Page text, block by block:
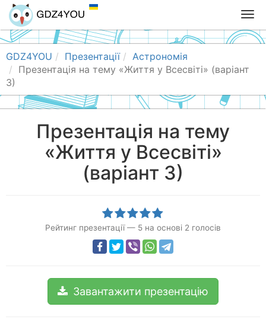
T
o
g
l
n
a
GDZ4YOU Презентації
Астрономія
Презентація на тему «Життя у Всесвіті» (варіант
3)
Презентація на тему
«Життя у Всесвіті»
(варіант 3)
Рейтинг презентації — 5 на основі 2 голосів
Завантажити презентацію